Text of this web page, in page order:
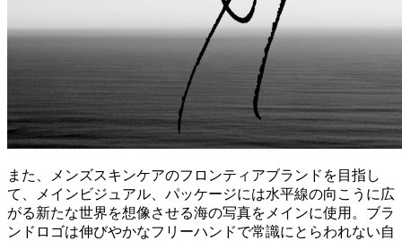
また、メンズスキンケアのフロンティアブランドを目指し
て、メインビジュアル、パッケージには水平線の向こうに広
がる新たな世界を想像させる海の写真をメインに使用。ブラ
ンドロゴは伸びやかなフリーハンドで常識にとらわれない自